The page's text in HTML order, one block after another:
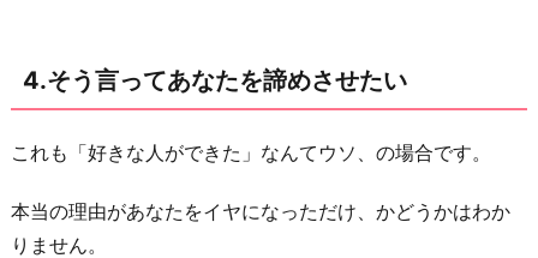
4.そう言ってあなたを諦めさせたい
これも「好きな人ができた」なんてウソ、の場合です。
本当の理由があなたをイヤになっただけ、かどうかはわか
りません。